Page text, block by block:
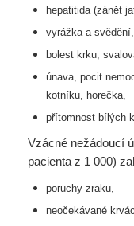
hepatitida (zánět
vyrážka a
bolest krku,
únava, pocit
kotníku, horečka,
přítomnost bílých
Vzácné nežádoucí
pacienta z 1 000)
poruchy zraku,
neočekávané